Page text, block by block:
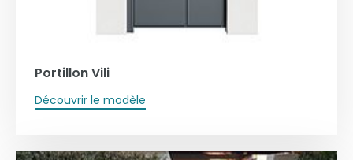
Portillon Vili
Découvrir le modèle